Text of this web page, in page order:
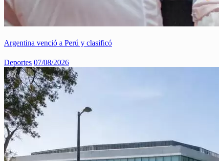
Argentina venció a Perú y clasificó
Deportes 07/08/2026